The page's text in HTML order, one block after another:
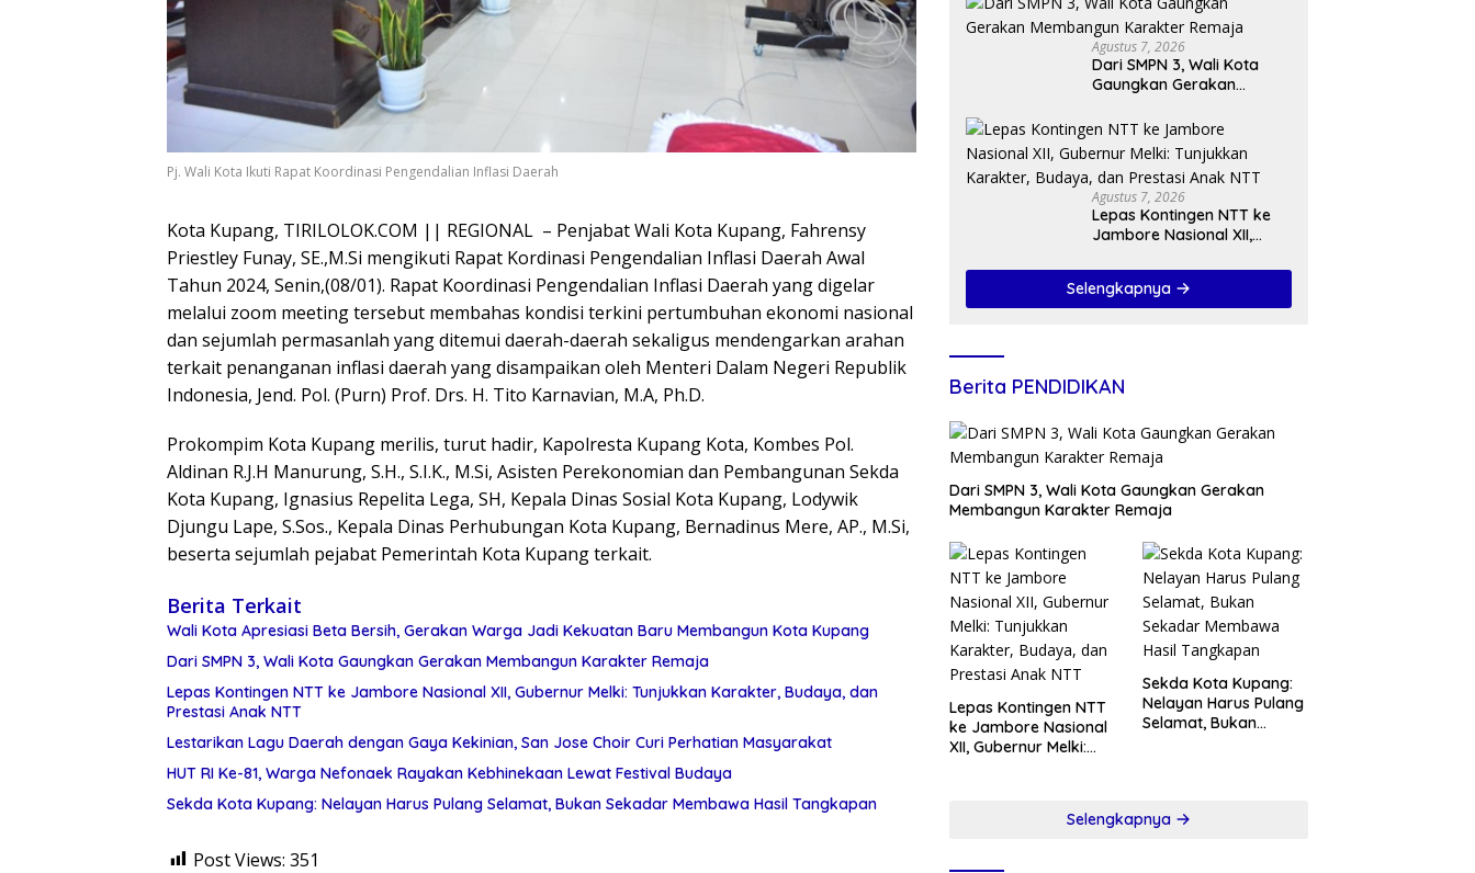
Pj. Wali Kota Ikuti Rapat Koordinasi Pengendalian Inflasi Daerah
Kota Kupang, TIRILOLOK.COM || REGIONAL – Penjabat Wali Kota Kupang, Fahrensy
Priestley Funay, SE.,M.Si mengikuti Rapat Kordinasi Pengendalian Inflasi Daerah Awal
Tahun 2024, Senin,(08/01). Rapat Koordinasi Pengendalian Inflasi Daerah yang digelar
melalui zoom meeting tersebut membahas kondisi terkini pertumbuhan ekonomi nasional
dan sejumlah permasanlah yang ditemui daerah-daerah sekaligus mendengarkan arahan
terkait penanganan inflasi daerah yang disampaikan oleh Menteri Dalam Negeri Republik
Indonesia, Jend. Pol. (Purn) Prof. Drs. H. Tito Karnavian, M.A, Ph.D.
Prokompim Kota Kupang merilis, turut hadir, Kapolresta Kupang Kota, Kombes Pol.
Aldinan R.J.H Manurung, S.H., S.I.K., M.Si, Asisten Perekonomian dan Pembangunan Sekda
Kota Kupang, Ignasius Repelita Lega, SH, Kepala Dinas Sosial Kota Kupang, Lodywik
Djungu Lape, S.Sos., Kepala Dinas Perhubungan Kota Kupang, Bernadinus Mere, AP., M.Si,
beserta sejumlah pejabat Pemerintah Kota Kupang terkait.
Berita Terkait
Wali Kota Apresiasi Beta Bersih, Gerakan Warga Jadi Kekuatan Baru Membangun Kota Kupang
Dari SMPN 3, Wali Kota Gaungkan Gerakan Membangun Karakter Remaja
Lepas Kontingen NTT ke Jambore Nasional XII, Gubernur Melki: Tunjukkan Karakter, Budaya, dan
Prestasi Anak NTT
Lestarikan Lagu Daerah dengan Gaya Kekinian, San Jose Choir Curi Perhatian Masyarakat
HUT RI Ke-81, Warga Nefonaek Rayakan Kebhinekaan Lewat Festival Budaya
Sekda Kota Kupang: Nelayan Harus Pulang Selamat, Bukan Sekadar Membawa Hasil Tangkapan
Post Views: 351
Agustus 7, 2026
Dari SMPN 3, Wali Kota
Gaungkan Gerakan
Remaja
Agustus 7, 2026
Lepas Kontingen NTT ke
Jambore Nasional XII,
Karakter, Budaya, dan
Prestasi Anak NTT
Selengkapnya
Berita PENDIDIKAN
Dari SMPN 3, Wali Kota Gaungkan Gerakan
Membangun Karakter Remaja
Lepas Kontingen NTT
ke Jambore Nasional
XII, Gubernur Melki:
Sekda Kota Kupang:
Nelayan Harus Pulang
Selamat, Bukan
Selengkapnya